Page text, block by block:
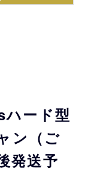
ハード型
ン（ご
発送予